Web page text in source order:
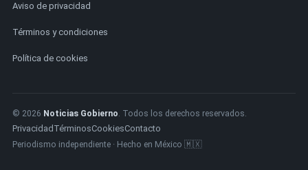
Aviso de privacidad
Términos y condiciones
Política de cookies
© 2026 Noticias Gobierno. Todos los derechos reservados.
Privacidad TérminosCookiesContacto
Periodismo independiente · Hecho en México 🇲🇽